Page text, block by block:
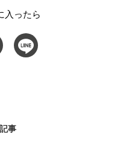
入ったら
事